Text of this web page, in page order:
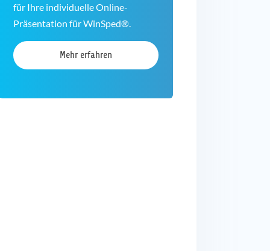
für Ihre individuelle Online-
Präsentation für WinSped®.
Mehr erfahren